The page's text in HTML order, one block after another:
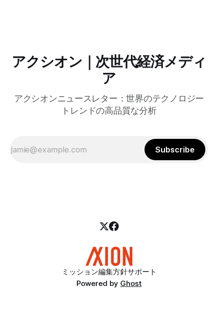
アクシオン｜次世代経済メディ
ア
アクシオンニュースレター：世界のテクノロジー
トレンドの高品質な分析
Subscribe
ミッション編集方針サポート
Powered by Ghost